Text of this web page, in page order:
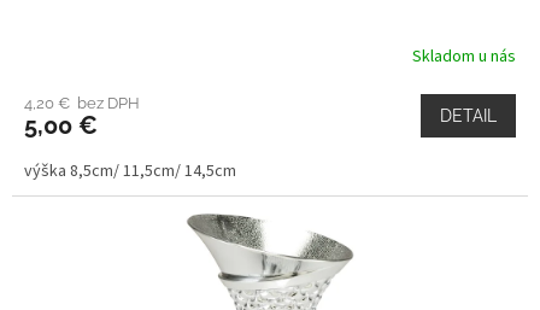
Skladom u nás
4,20 € bez DPH
5,00 € DETAIL
výška 8,5cm/ 11,5cm/ 14,5cm